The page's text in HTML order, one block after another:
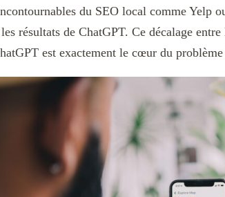
du SEO local comme Yelp
résultats de ChatGPT. Ce décalage
est exactement le cœur du